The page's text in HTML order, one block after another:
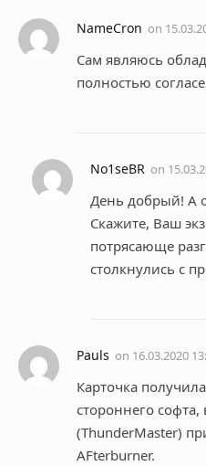
NameCron on
Сам являюсь
полностью
No1seBR on
День добрый! А
Скажите, Ваш
потрясающе
столкнулись с
Pauls on 16.03.2020
Карточка
стороннего софта,
(ThunderMaster)
AFterburner.